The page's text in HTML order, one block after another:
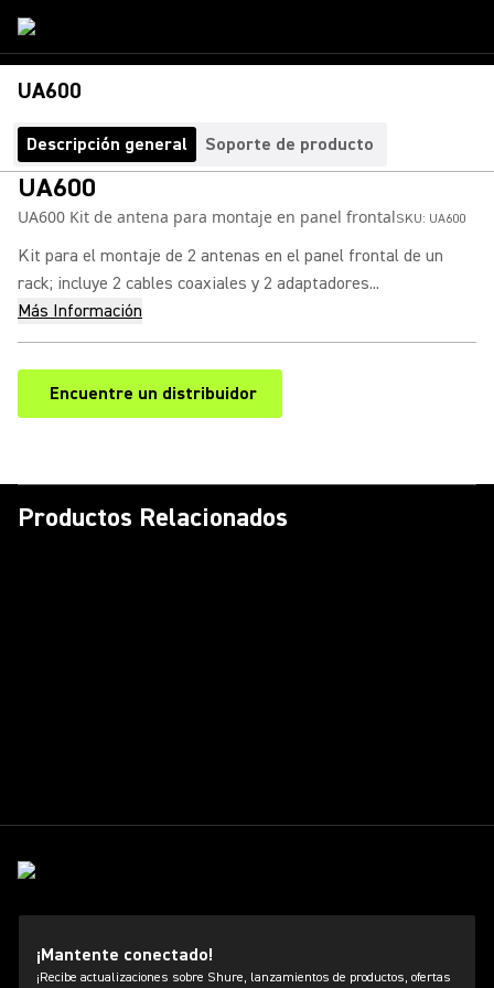
UA600
Descripción general Soporte de producto
UA600
UA600 Kit de antena para montaje en panel frontalSKU: UA600
Kit para el montaje de 2 antenas en el panel frontal de un
rack; incluye 2 cables coaxiales y 2 adaptadores...
Más Información
Encuentre un distribuidor
(Opens in a new tab)
Productos Relacionados
¡Mantente conectado!
¡Recibe actualizaciones sobre Shure, lanzamientos de productos, ofertas